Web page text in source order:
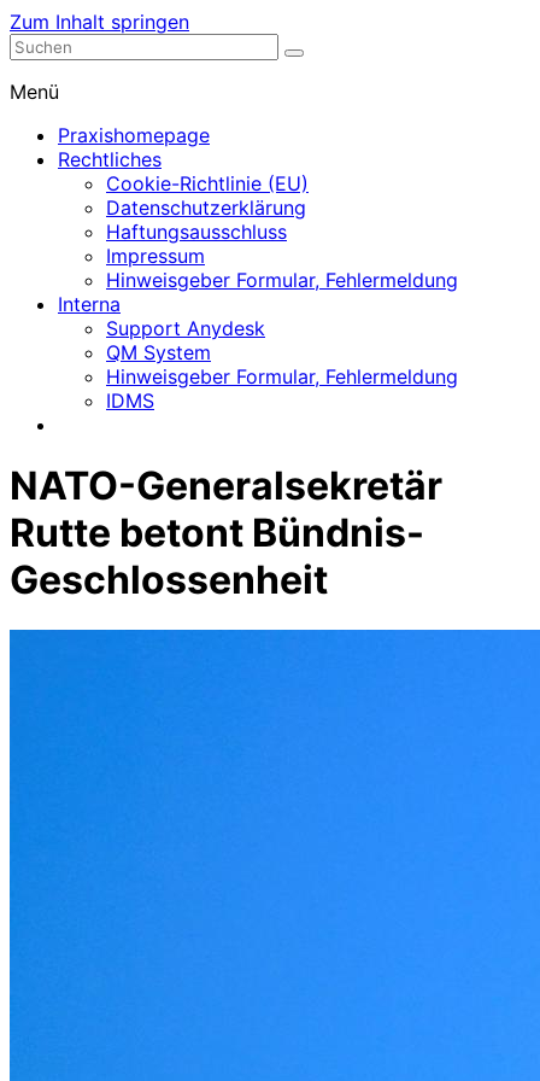
Zum Inhalt springen
Nephrologische Praxis mit Dialyse
Menü
Praxishomepage
Rechtliches
Cookie-Richtlinie (EU)
Datenschutzerklärung
Haftungsausschluss
Impressum
Hinweisgeber Formular, Fehlermeldung
Interna
Support Anydesk
QM System
Hinweisgeber Formular, Fehlermeldung
IDMS
NATO-Generalsekretär
Rutte betont Bündnis-
Geschlossenheit